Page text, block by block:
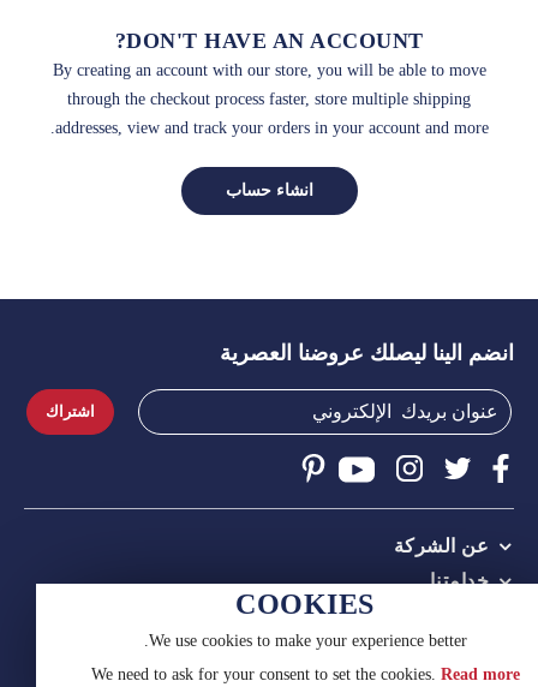
COOKIES
We use cookies to make your experience better.
We need to ask for your consent to set the cookies. Read more
DON'T HAVE AN ACCOUNT?
By creating an account with our store, you will be able to move
through the checkout process faster, store multiple shipping
addresses, view and track your orders in your account and more.
انشاء حساب
انضم الينا ليصلك عروضنا العصرية
اشتراك
عن الشركة
خدامتنا
النصائح والمساعدة
اتصل بنا